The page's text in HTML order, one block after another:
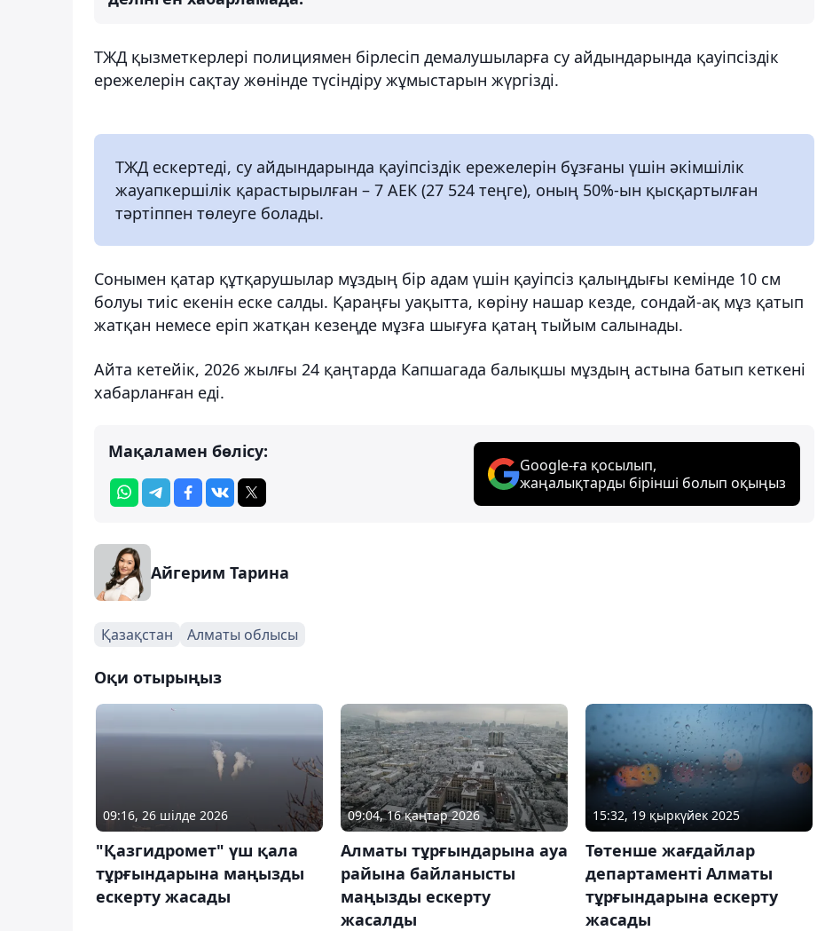
ТЖД қызметкерлері полициямен бірлесіп демалушыларға су айдындарында қауіпсіздік
ережелерін сақтау жөнінде түсіндіру жұмыстарын жүргізді.
ТЖД ескертеді, су айдындарында қауіпсіздік ережелерін бұзғаны үшін әкімшілік
жауапкершілік қарастырылған – 7 АЕК (27 524 теңге), оның 50%-ын қысқартылған
тәртіппен төлеуге болады.
Сонымен қатар құтқарушылар мұздың бір адам үшін қауіпсіз қалыңдығы кемінде 10 см
болуы тиіс екенін еске салды. Қараңғы уақытта, көріну нашар кезде, сондай-ақ мұз қатып
жатқан немесе еріп жатқан кезеңде мұзға шығуға қатаң тыйым салынады.
Айта кетейік, 2026 жылғы 24 қаңтарда Капшагада балықшы мұздың астына батып кеткені
хабарланған еді.
Мақаламен бөлісу:
Google-ға қосылып,
жаңалықтарды бірінші болып оқыңыз
Айгерим Тарина
Қазақстан Алматы облысы
Оқи отырыңыз
09:16, 26 шілде 2026
"Қазгидромет" үш қала
тұрғындарына маңызды
ескерту жасады
09:04, 16 қаңтар 2026
Алматы тұрғындарына ауа
райына байланысты
маңызды ескерту
жасалды
15:32, 19 қыркүйек 2025
Төтенше жағдайлар
департаменті Алматы
тұрғындарына ескерту
жасады